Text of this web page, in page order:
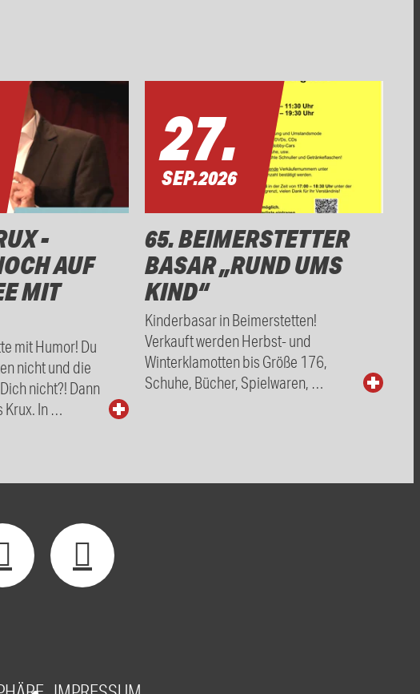
-
AUF
MIT
mit Humor! Du
nicht und die
nicht?! Dann
Krux. In …
27.
SEP.2026
65. BEIMERSTETTER
BASAR „RUND UMS
KIND“
Kinderbasar in Beimerstetten!
Verkauft werden Herbst- und
Winterklamotten bis Größe 176,
Schuhe, Bücher, Spielwaren, …